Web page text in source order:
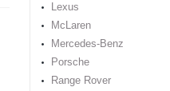
Lexus
McLaren
Mercedes-Benz
Porsche
Range Rover